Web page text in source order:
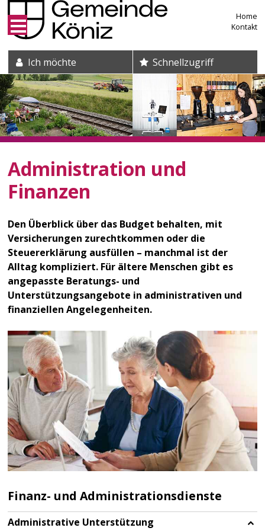
Direkt zum Inhalt springen
Home
Kontakt
Suche und Schnelleinstieg
Ich möchte Schnellzugriff
Administration und
Finanzen
Den Überblick über das Budget behalten, mit
Versicherungen zurechtkommen oder die
Steuererklärung ausfüllen – manchmal ist der
Alltag kompliziert. Für ältere Menschen gibt es
angepasste Beratungs- und
Unterstützungsangebote in administrativen und
finanziellen Angelegenheiten.
Finanz- und Administrationsdienste
Administrative Unterstützung